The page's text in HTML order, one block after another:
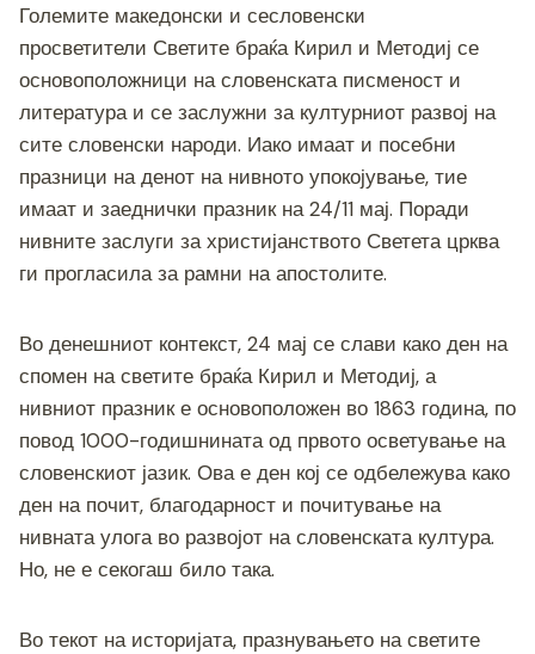
c
e
b
o
o
k
tt
er
ss
e
n
g
er
er e
gr
a
m
at
s
A
p
p
p
y
Li
n
k
ai
l
Големите македонски и сесловенски
просветители Светите браќа Кирил и Методиј се
основоположници на словенската писменост и
литература и се заслужни за културниот развој на
сите словенски народи. Иако имаат и посебни
празници на денот на нивното упокојување, тие
имаат и заеднички празник на 24/11 мај. Поради
нивните заслуги за христијанството Светета црква
ги прогласила за рамни на апостолите.
Во денешниот контекст, 24 мај се слави како ден на
спомен на светите браќа Кирил и Методиј, а
нивниот празник е основоположен во 1863 година, по
повод 1000-годишнината од првото осветување на
словенскиот јазик. Ова е ден кој се одбележува како
ден на почит, благодарност и почитување на
нивната улога во развојот на словенската култура.
Но, не е секогаш било така.
Во текот на историјата, празнувањето на светите